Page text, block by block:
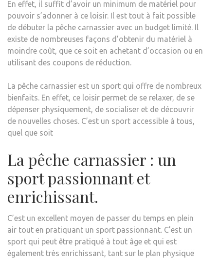
En effet, il suffit d’avoir un minimum de matériel pour
pouvoir s’adonner à ce loisir. Il est tout à fait possible
de débuter la pêche carnassier avec un budget limité. Il
existe de nombreuses façons d’obtenir du matériel à
moindre coût, que ce soit en achetant d’occasion ou en
utilisant des coupons de réduction.
La pêche carnassier est un sport qui offre de nombreux
bienfaits. En effet, ce loisir permet de se relaxer, de se
dépenser physiquement, de socialiser et de découvrir
de nouvelles choses. C’est un sport accessible à tous,
quel que soit
La pêche carnassier : un
sport passionnant et
enrichissant.
C’est un excellent moyen de passer du temps en plein
air tout en pratiquant un sport passionnant. C’est un
sport qui peut être pratiqué à tout âge et qui est
également très enrichissant, tant sur le plan physique